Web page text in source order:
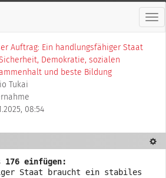
Auftrag: Ein handlungsfähiger Staat
Demokratie, sozialen
und beste Bildung
Tukai
08:54
einfügen:
Staat braucht ein stabiles